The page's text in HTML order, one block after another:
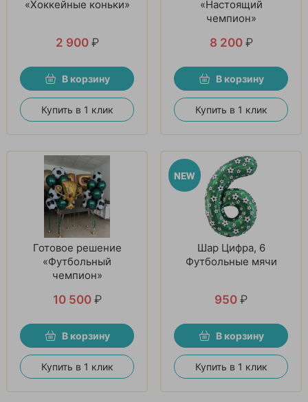
«Хоккейные коньки»
2 900 ₽
В корзину
Купить в 1 клик
«Настоящий
чемпион»
8 200 ₽
В корзину
Купить в 1 клик
Готовое решение
«Футбольный
чемпион»
10 500 ₽
В корзину
Купить в 1 клик
Шар Цифра, 6
Футбольные мячи
950 ₽
В корзину
Купить в 1 клик